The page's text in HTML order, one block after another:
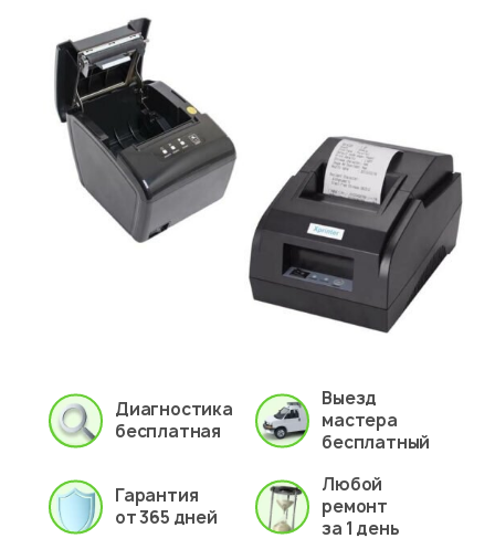
Диагностика
бесплатная
Выезд
мастера
бесплатный
Гарантия
от 365 дней
Любой
ремонт
за 1 день